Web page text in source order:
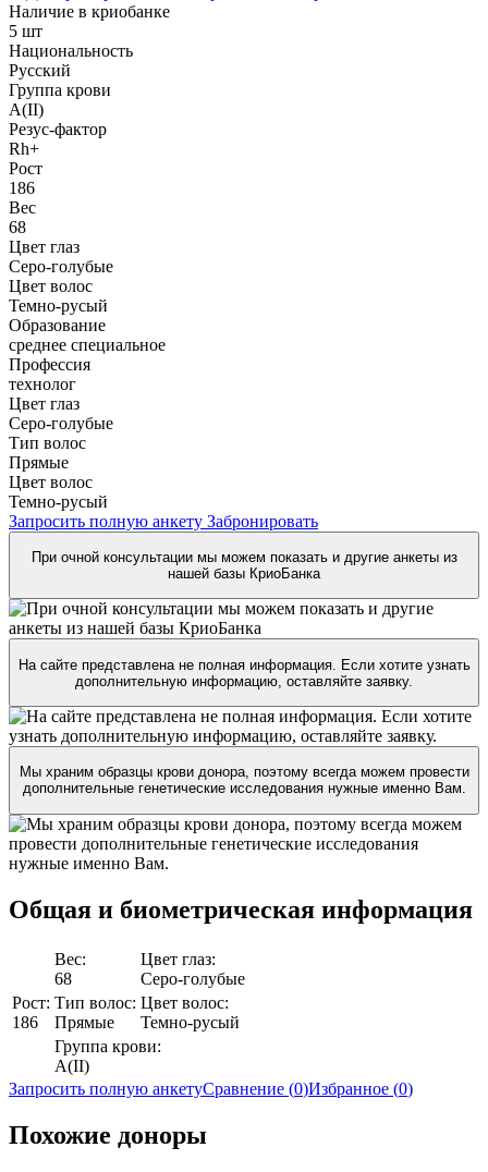
Наличие в криобанке
5 шт
Национальность
Русский
Группа крови
A(II)
Резус-фактор
Rh+
Рост
186
Вес
68
Цвет глаз
Серо-голубые
Цвет волос
Темно-русый
Образование
среднее специальное
Профессия
технолог
Цвет глаз
Серо-голубые
Тип волос
Прямые
Цвет волос
Темно-русый
Запросить полную анкету Забронировать
При очной консультации мы можем показать и другие анкеты из
нашей базы КриоБанка
На сайте представлена не полная информация. Если хотите узнать
дополнительную информацию, оставляйте заявку.
Мы храним образцы крови донора, поэтому всегда можем провести
дополнительные генетические исследования нужные именно Вам.
Общая и биометрическая информация
Рост:
186
Вес:
68
Цвет глаз:
Серо-голубые
Тип волос:
Прямые
Цвет волос:
Темно-русый
Группа крови:
A(II)
Запросить полную анкетуСравнение (0)Избранное (0)
Похожие доноры